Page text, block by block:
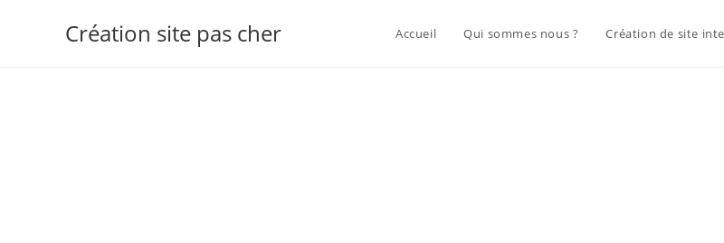
Création site pas cher Accueil Qui sommes nous ? Création de site